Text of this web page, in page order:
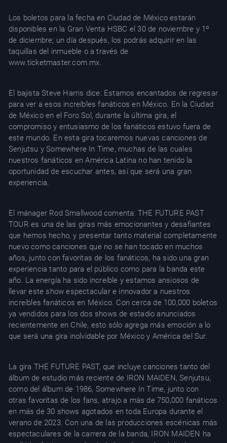
Los boletos para la fecha en Ciudad de México estarán
disponibles en la Gran Venta HSBC el 30 de noviembre y 1º
de diciembre; un día después, los podrás adquirir en las
taquillas del inmueble o a través de
www.ticketmaster.com.mx.
El bajista Steve Harris dice: Estamos encantados de regresar
para ver a esos increíbles fanáticos en México. En la Ciudad
de México en el Foro Sol, durante la última gira, el
compromiso y entusiasmo de los fanáticos estuvo fuera de
este mundo. En esta gira tocaremos nuevas canciones de
Senjutsu y Somewhere In Time, muchas de las cuales
nuestros fanáticos en América Latina no han tenido la
oportunidad de escuchar antes, así que será una gran
experiencia.
El mánager Rod Smallwood comenta: THE FUTURE PAST
TOUR es una de las giras más emocionantes y desafiantes
que hemos hecho, y presentar tanto material completamente
nuevo como canciones que no se han tocado en muchos
años, junto con favoritas de los fanáticos, ha sido una gran
experiencia tanto para el público como para la banda este
año. La energía ha sido increíble y estamos ansiosos de
llevar este show espectacular e innovador a nuestros
increíbles fanáticos en México. Con cerca de 100,000 boletos
ya vendidos para los dos shows de estadio anunciados
recientemente en Chile, esto sólo agrega más emoción a lo
que será una gira inolvidable por México y América del Sur.
La gira THE FUTURE PAST, que incluye canciones tanto del
álbum de estudio más reciente de IRON MAIDEN, Senjutsu,
como del álbum de 1986, Somewhere In Time, junto con
otras favoritas de los fans, atrajo a más de 750,000 fanáticos
en más de 30 shows agotados en toda Europa durante el
verano de 2023. Con una de las producciones escénicas más
espectaculares de la carrera de la banda, IRON MAIDEN ha